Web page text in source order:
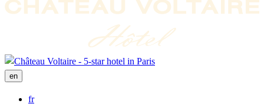
en
fr